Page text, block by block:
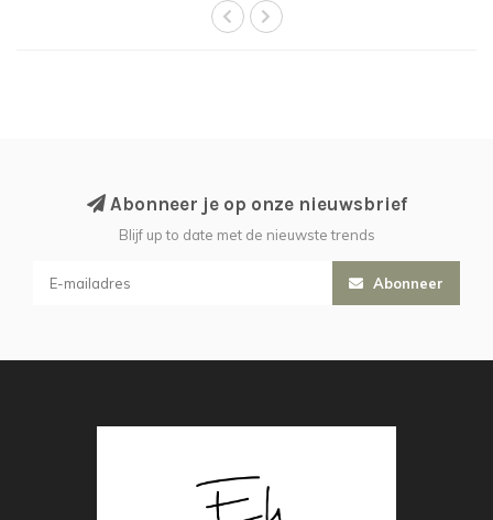
Abonneer je op onze nieuwsbrief
Blijf up to date met de nieuwste trends
Abonneer